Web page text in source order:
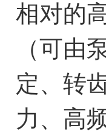
相对的
（可由
定、转
力、高